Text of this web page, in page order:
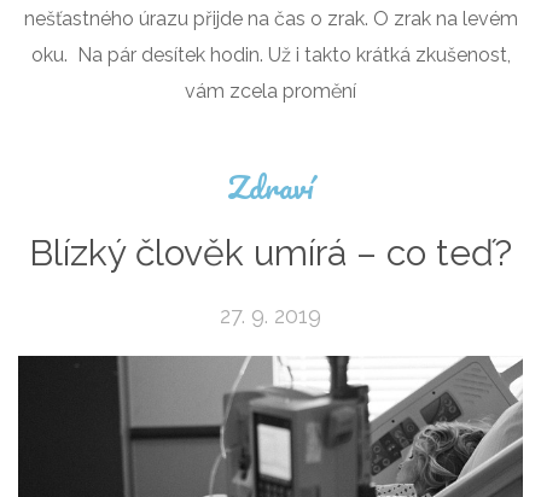
nešťastného úrazu přijde na čas o zrak. O zrak na levém
oku. Na pár desítek hodin. Už i takto krátká zkušenost,
vám zcela promění
Zdraví
Blízký člověk umírá – co teď?
27. 9. 2019